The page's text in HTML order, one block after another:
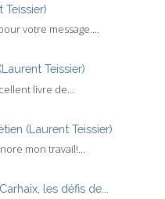
Teissier)
votre message....
Teissier)
livre de...
(Laurent Teissier)
mon travail!...
les défis de...